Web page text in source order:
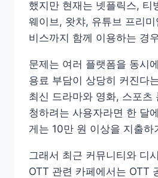
했지만 현재는 넷플릭스, 티
웨이브, 왓챠, 유튜브 프리
비스까지 함께 이용하는 경
문제는 여러 플랫폼을 동시
용료 부담이 상당히 커진다
최신 드라마와 영화, 스포츠
청하려는 사용자라면 한 달
게는 10만 원 이상을 지출하
그래서 최근 커뮤니티와 디
OTT 관련 카페에서는 OTT